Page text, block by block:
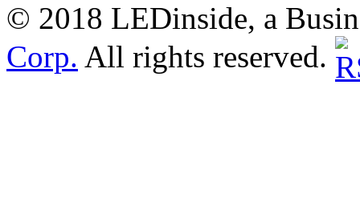
© 2018 LEDinside, a
Corp. All rights reserved.